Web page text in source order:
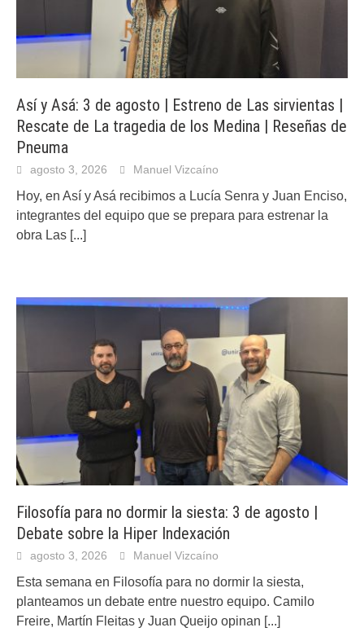
Así y Asá: 3 de agosto | Estreno de Las sirvientas |
Rescate de La tragedia de los Medina | Reseñas de
Pneuma
agosto 3, 2026 Manuel Vizcaíno
Hoy, en Así y Asá recibimos a Lucía Senra y Juan Enciso,
integrantes del equipo que se prepara para estrenar la
obra Las [...]
Filosofía para no dormir la siesta: 3 de agosto |
Debate sobre la Hiper Indexación
agosto 3, 2026 Manuel Vizcaíno
Esta semana en Filosofía para no dormir la siesta,
planteamos un debate entre nuestro equipo. Camilo
Freire, Martín Fleitas y Juan Queijo opinan [...]